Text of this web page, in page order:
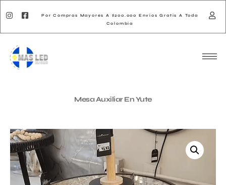
Por Compras Mayores A $200.000 Envios Gratis A Toda
Colombia
Mesa Auxiliar En Yute